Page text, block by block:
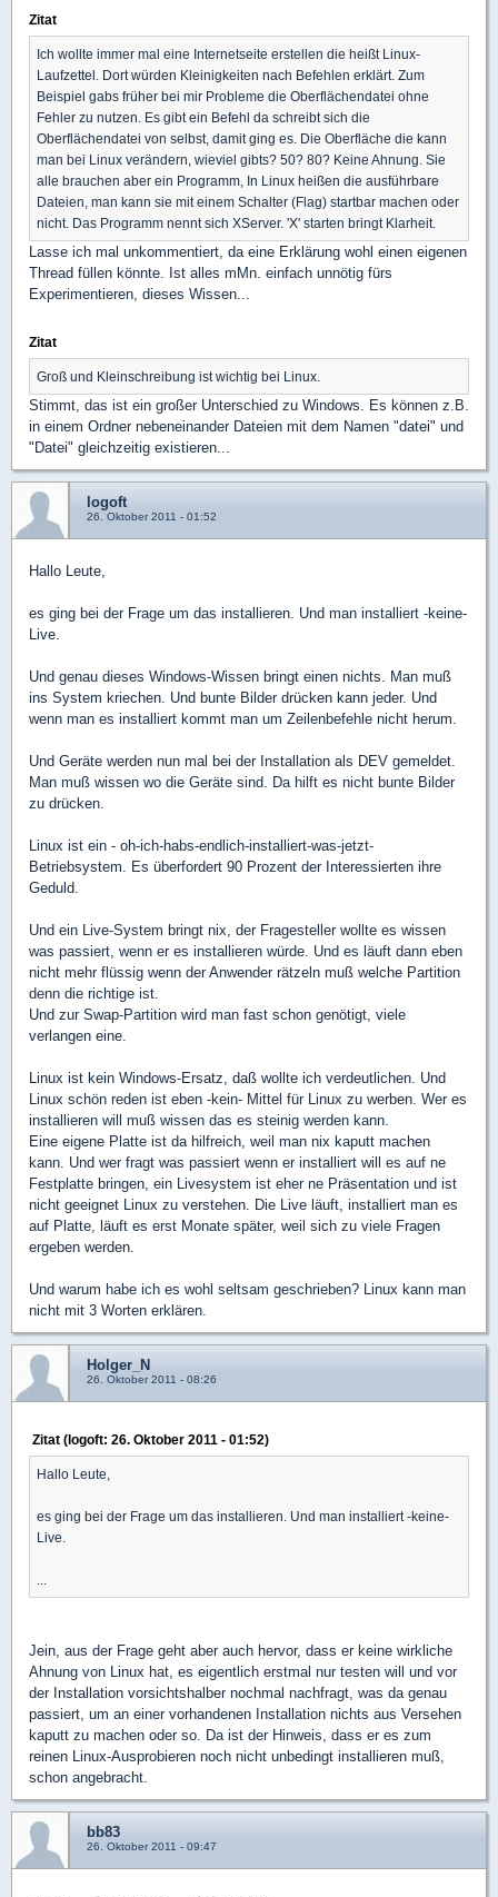
Zitat
Ich wollte immer mal eine Internetseite erstellen die heißt Linux-
Laufzettel. Dort würden Kleinigkeiten nach Befehlen erklärt. Zum
Beispiel gabs früher bei mir Probleme die Oberflächendatei ohne
Fehler zu nutzen. Es gibt ein Befehl da schreibt sich die
Oberflächendatei von selbst, damit ging es. Die Oberfläche die kann
man bei Linux verändern, wieviel gibts? 50? 80? Keine Ahnung. Sie
alle brauchen aber ein Programm, In Linux heißen die ausführbare
Dateien, man kann sie mit einem Schalter (Flag) startbar machen oder
nicht. Das Programm nennt sich XServer. 'X' starten bringt Klarheit.
Lasse ich mal unkommentiert, da eine Erklärung wohl einen eigenen
Thread füllen könnte. Ist alles mMn. einfach unnötig fürs
Experimentieren, dieses Wissen...
Zitat
Groß und Kleinschreibung ist wichtig bei Linux.
Stimmt, das ist ein großer Unterschied zu Windows. Es können z.B.
in einem Ordner nebeneinander Dateien mit dem Namen "datei" und
"Datei" gleichzeitig existieren...
logoft
26. Oktober 2011 - 01:52
Hallo Leute,
es ging bei der Frage um das installieren. Und man installiert -keine-
Live.
Und genau dieses Windows-Wissen bringt einen nichts. Man muß
ins System kriechen. Und bunte Bilder drücken kann jeder. Und
wenn man es installiert kommt man um Zeilenbefehle nicht herum.
Und Geräte werden nun mal bei der Installation als DEV gemeldet.
Man muß wissen wo die Geräte sind. Da hilft es nicht bunte Bilder
zu drücken.
Linux ist ein - oh-ich-habs-endlich-installiert-was-jetzt-
Betriebsystem. Es überfordert 90 Prozent der Interessierten ihre
Geduld.
Und ein Live-System bringt nix, der Fragesteller wollte es wissen
was passiert, wenn er es installieren würde. Und es läuft dann eben
nicht mehr flüssig wenn der Anwender rätzeln muß welche Partition
denn die richtige ist.
Und zur Swap-Partition wird man fast schon genötigt, viele
verlangen eine.
Linux ist kein Windows-Ersatz, daß wollte ich verdeutlichen. Und
Linux schön reden ist eben -kein- Mittel für Linux zu werben. Wer es
installieren will muß wissen das es steinig werden kann.
Eine eigene Platte ist da hilfreich, weil man nix kaputt machen
kann. Und wer fragt was passiert wenn er installiert will es auf ne
Festplatte bringen, ein Livesystem ist eher ne Präsentation und ist
nicht geeignet Linux zu verstehen. Die Live läuft, installiert man es
auf Platte, läuft es erst Monate später, weil sich zu viele Fragen
ergeben werden.
Und warum habe ich es wohl seltsam geschrieben? Linux kann man
nicht mit 3 Worten erklären.
Holger_N
26. Oktober 2011 - 08:26
Zitat (logoft: 26. Oktober 2011 - 01:52)
Hallo Leute,
es ging bei der Frage um das installieren. Und man installiert -keine-
Live.
Jein, aus der Frage geht aber auch hervor, dass er keine wirkliche
Ahnung von Linux hat, es eigentlich erstmal nur testen will und vor
der Installation vorsichtshalber nochmal nachfragt, was da genau
passiert, um an einer vorhandenen Installation nichts aus Versehen
kaputt zu machen oder so. Da ist der Hinweis, dass er es zum
reinen Linux-Ausprobieren noch nicht unbedingt installieren muß,
schon angebracht.
bb83
26. Oktober 2011 - 09:47